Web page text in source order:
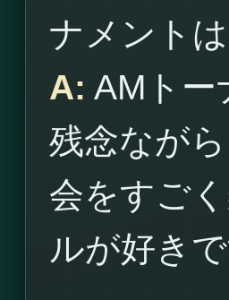
ナメント
A: AMトー
残念なが
会をすご
ルが好きで